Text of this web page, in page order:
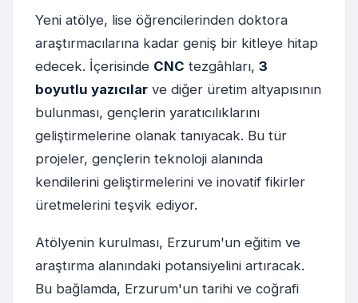
Yeni atölye, lise öğrencilerinden doktora
araştırmacılarına kadar geniş bir kitleye hitap
edecek. İçerisinde CNC tezgâhları, 3
boyutlu yazıcılar ve diğer üretim altyapısının
bulunması, gençlerin yaratıcılıklarını
geliştirmelerine olanak tanıyacak. Bu tür
projeler, gençlerin teknoloji alanında
kendilerini geliştirmelerini ve inovatif fikirler
üretmelerini teşvik ediyor.
Atölyenin kurulması, Erzurum'un eğitim ve
araştırma alanındaki potansiyelini artıracak.
Bu bağlamda, Erzurum'un tarihi ve coğrafi